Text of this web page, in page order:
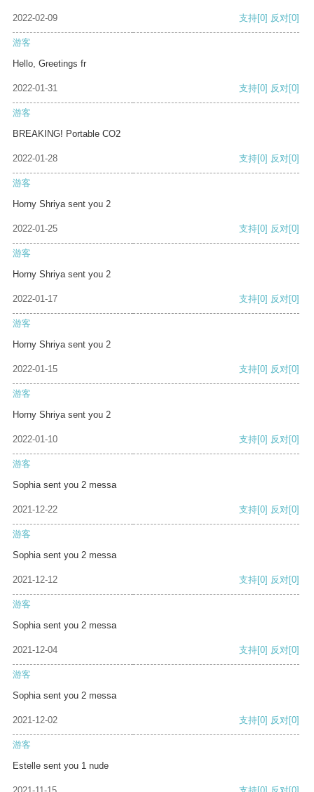
2022-02-09 支持[0] 反对[0]
游客
Hello, Greetings fr
2022-01-31 支持[0] 反对[0]
游客
BREAKING! Portable CO2
2022-01-28 支持[0] 反对[0]
游客
Horny Shriya sent you 2
2022-01-25 支持[0] 反对[0]
游客
Horny Shriya sent you 2
2022-01-17 支持[0] 反对[0]
游客
Horny Shriya sent you 2
2022-01-15 支持[0] 反对[0]
游客
Horny Shriya sent you 2
2022-01-10 支持[0] 反对[0]
游客
Sophia sent you 2 messa
2021-12-22 支持[0] 反对[0]
游客
Sophia sent you 2 messa
2021-12-12 支持[0] 反对[0]
游客
Sophia sent you 2 messa
2021-12-04 支持[0] 反对[0]
游客
Sophia sent you 2 messa
2021-12-02 支持[0] 反对[0]
游客
Estelle sent you 1 nude